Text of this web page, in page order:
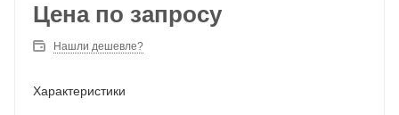
Цена по запросу
Нашли дешевле?
Характеристики